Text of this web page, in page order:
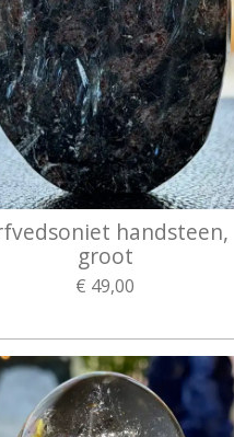
handsteen,
groot
€ 49,00